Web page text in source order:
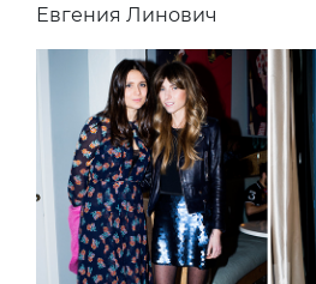
Евгения Линович